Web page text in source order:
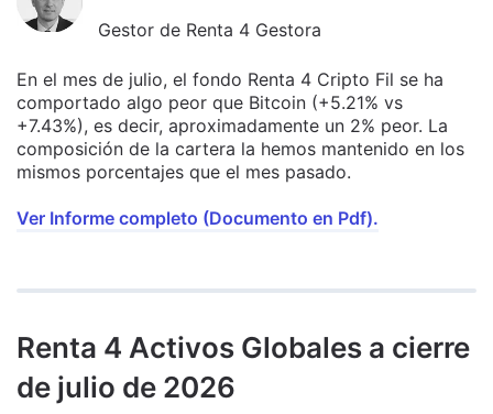
Gestor de Renta 4 Gestora
En el mes de julio, el fondo Renta 4 Cripto Fil se ha
comportado algo peor que Bitcoin (+5.21% vs
+7.43%), es decir, aproximadamente un 2% peor. La
composición de la cartera la hemos mantenido en los
mismos porcentajes que el mes pasado.
Ver Informe completo (Documento en Pdf).
Renta 4 Activos Globales a cierre
de julio de 2026